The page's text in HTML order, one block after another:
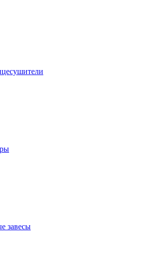
завесы